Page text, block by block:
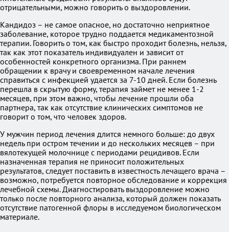
отрицательными, можно говорить о выздоровлении.
Кандидоз – не самое опасное, но достаточно неприятное
заболевание, которое трудно поддается медикаментозной
терапии. Говорить о том, как быстро проходит болезнь, нельзя,
так как этот показатель индивидуален и зависит от
особенностей конкретного организма. При раннем
обращении к врачу и своевременном начале лечения
справиться с инфекцией удается за 7-10 дней. Если болезнь
перешла в скрытую форму, терапия займет не менее 1-2
месяцев, при этом важно, чтобы лечение прошли оба
партнера, так как отсутствие клинических симптомов не
говорит о том, что человек здоров.
У мужчин период лечения длится немного больше: до двух
недель при остром течении и до нескольких месяцев – при
вялотекущей молочнице с периодами рецидивов. Если
назначенная терапия не приносит положительных
результатов, следует поставить в известность лечащего врача –
возможно, потребуется повторное обследование и коррекция
лечебной схемы. Диагностировать выздоровление можно
только после повторного анализа, который должен показать
отсутствие патогенной флоры в исследуемом биологическом
материале.